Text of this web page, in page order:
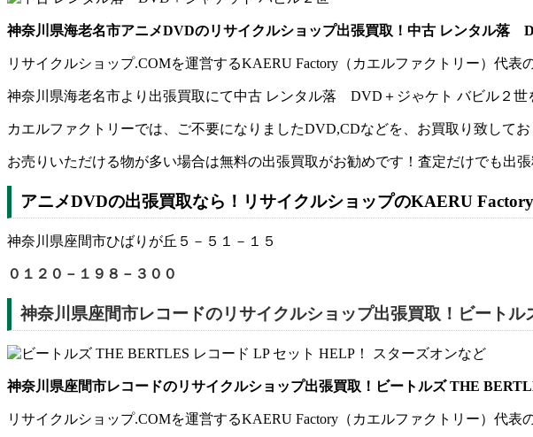
神奈川県海老名市アニメDVDのリサイクルショップ出張買取！中古 レンタル落
リサイクルショップ.COMを運営するKAERU Factory（カエルファクトリー）代
神奈川県海老名市より出張買取にて中古 レンタル落 DVD＋ジゃケト バビル２世
カエルファクトリーでは、ご不要になりましたDVD,CDなどを、お買取り致して
お売りいただける物が多い場合は無料の出張買取がお勧めです！査定だけでも出
アニメDVDの出張買取なら！リサイクルショップのKAERU
神奈川県座間市ひばりが丘５－５１－１５
０１２０－１９８－３００
神奈川県座間市レコードのリサイクルショップ出張買取！ビート
神奈川県座間市レコードのリサイクルショップ出張買取！ビートルズ THE
リサイクルショップ.COMを運営するKAERU Factory（カエルファクトリー）代